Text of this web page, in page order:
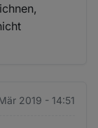
2019 - 14:51